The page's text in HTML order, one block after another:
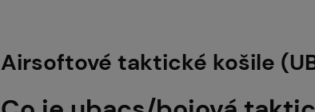
Airsoftové taktické košile